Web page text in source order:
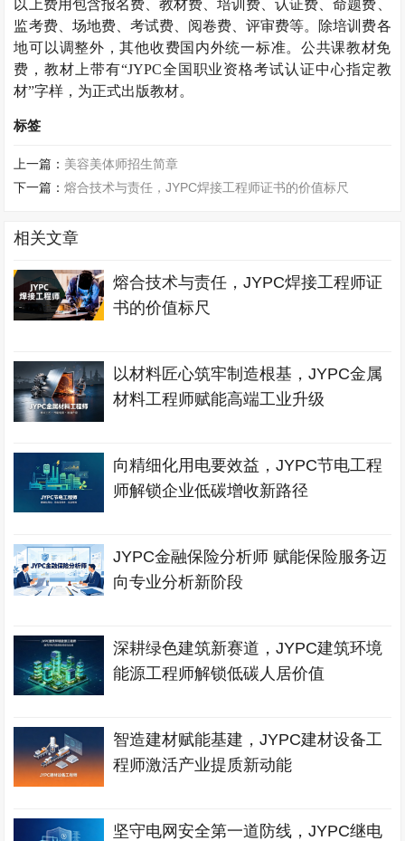
以上费用包含报名费、教材费、培训费、认证费、命题费、
监考费、场地费、考试费、阅卷费、评审费等。除培训费各
地可以调整外，其他收费国内外统一标准。公共课教材免
费，教材上带有“JYPC全国职业资格考试认证中心指定教
材”字样，为正式出版教材。
标签
上一篇： 美容美体师招生简章
下一篇：熔合技术与责任，JYPC焊接工程师证书的价值标尺
相关文章
熔合技术与责任，JYPC焊接工程师证
书的价值标尺
以材料匠心筑牢制造根基，JYPC金属
材料工程师赋能高端工业升级
向精细化用电要效益，JYPC节电工程
师解锁企业低碳增收新路径
JYPC金融保险分析师 赋能保险服务迈
向专业分析新阶段
深耕绿色建筑新赛道，JYPC建筑环境
能源工程师解锁低碳人居价值
智造建材赋能基建，JYPC建材设备工
程师激活产业提质新动能
坚守电网安全第一道防线，JYPC继电